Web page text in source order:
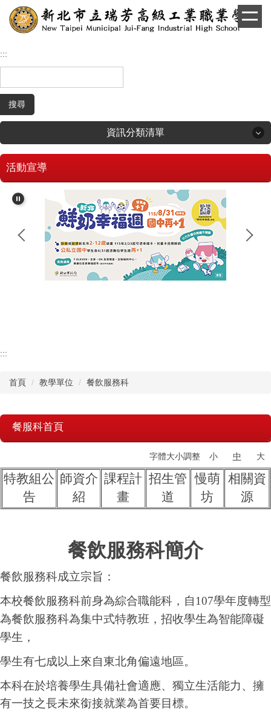
跳
到
內
:::
搜尋
資訊分類清單
回首頁
學生和家長專區
招生專區
其他單位
學校章則
請購系統
檔案下載
活動宣導
:::
首頁 教學單位 餐飲服務科
餐服科首頁
字體大小調整 小 中 大
特教組公
告
師資介
紹
課程計
畫
招生管
道
慢萌
坊
相關資
源
餐飲服務科簡介
餐飲服務科成立宗旨：
本校餐飲服務科前身為綜合職能科，自107學年度轉型
為餐飲服務科為集中式特教班，招收學生為智能障礙
學生，
學生有七成以上來自東北角偏遠地區。
本科在於培養學生具備社會適應、獨立生活能力、擁
有一技之長未來銜接就業為首要目標。